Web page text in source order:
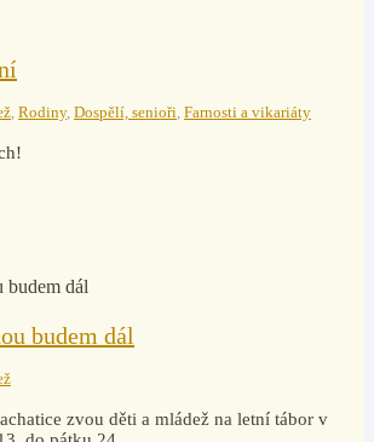
, Rodiny, Dospělí, senioři, Farnosti a vikariáty
budem dál
zvou děti a mládež na letní tábor v